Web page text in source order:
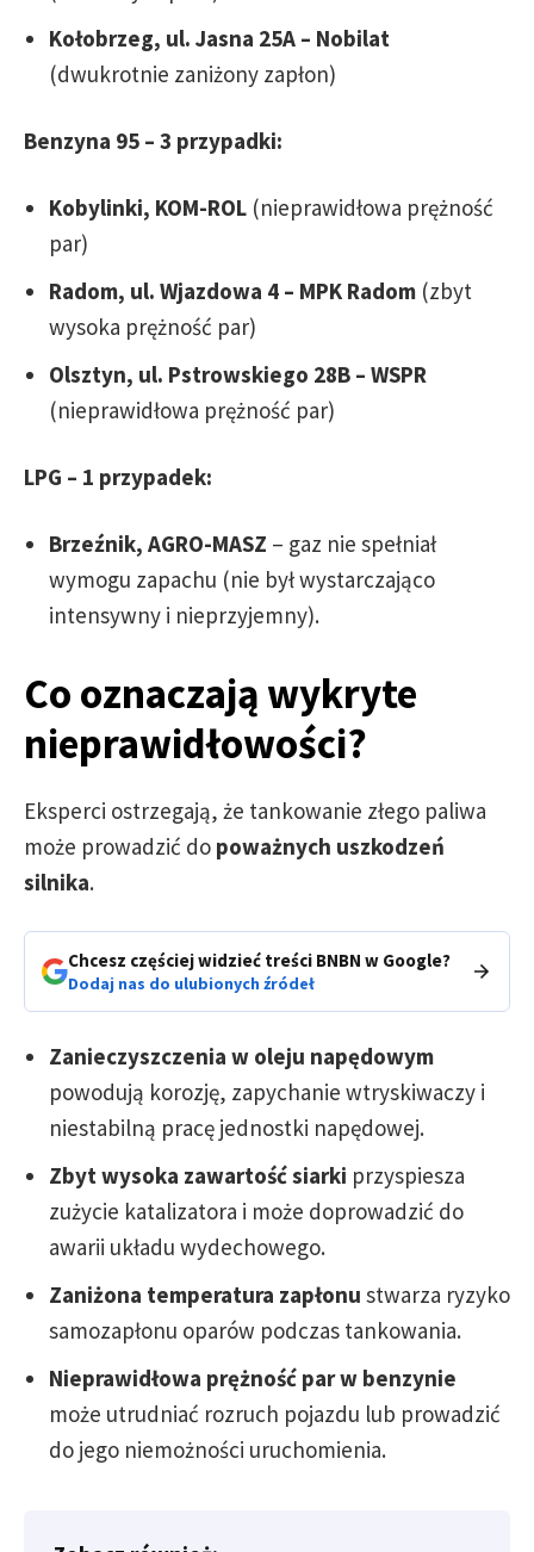
Kołobrzeg, ul. Jasna 25A – Nobilat
(dwukrotnie zaniżony zapłon)
Benzyna 95 – 3 przypadki:
Kobylinki, KOM-ROL (nieprawidłowa prężność
par)
Radom, ul. Wjazdowa 4 – MPK Radom (zbyt
wysoka prężność par)
Olsztyn, ul. Pstrowskiego 28B – WSPR
(nieprawidłowa prężność par)
LPG – 1 przypadek:
Brzeźnik, AGRO-MASZ – gaz nie spełniał
wymogu zapachu (nie był wystarczająco
intensywny i nieprzyjemny).
Co oznaczają wykryte
nieprawidłowości?
Eksperci ostrzegają, że tankowanie złego paliwa
może prowadzić do poważnych uszkodzeń
silnika.
Chcesz częściej widzieć treści BNBN w Google?
Dodaj nas do ulubionych źródeł
Zanieczyszczenia w oleju napędowym
powodują korozję, zapychanie wtryskiwaczy i
niestabilną pracę jednostki napędowej.
Zbyt wysoka zawartość siarki przyspiesza
zużycie katalizatora i może doprowadzić do
awarii układu wydechowego.
Zaniżona temperatura zapłonu stwarza ryzyko
samozapłonu oparów podczas tankowania.
Nieprawidłowa prężność par w benzynie
może utrudniać rozruch pojazdu lub prowadzić
do jego niemożności uruchomienia.